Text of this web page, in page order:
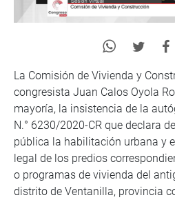
La Comisión de Vivienda y
congresista Juan Calos Oyola
mayoría, la insistencia de la
N.° 6230/2020-CR que declara
pública la habilitación urbana y
legal de los predios
o programas de vivienda del
distrito de Ventanilla, provincia